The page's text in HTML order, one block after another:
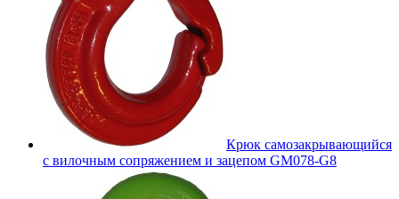
Крюк самозакрывающийся
с вилочным сопряжением и зацепом GM078-G8